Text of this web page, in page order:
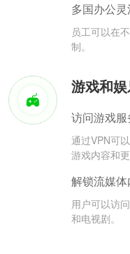
多国办公灵
员工可以在
制。
游戏和
访问游戏服
通过VPN可
游戏内容和更
解锁流媒体
用户可以访
和电视剧。